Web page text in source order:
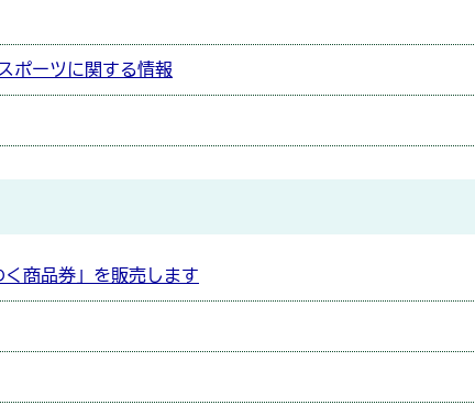
ポーツに関する情報
商品券」を販売します